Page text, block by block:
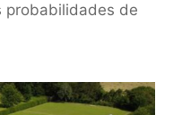
probabilidades de